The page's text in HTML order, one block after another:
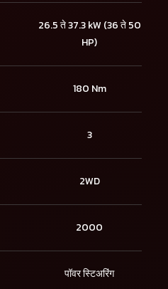
26.5 ते 37.3 kW (36 ते 50
HP)
180 Nm
3
2WD
2000
पॉवर स्टिअरिंग